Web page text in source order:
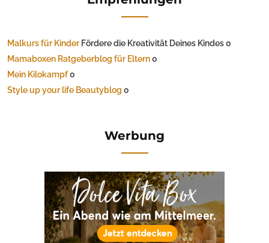
Malkurs für Kinder Fördere die Kreativität Deines Kindes 0
Mamaboxen Ratgeberblog für Eltern0
Mein Kilokampf0
Style up your life Beautyblog 0
Werbung